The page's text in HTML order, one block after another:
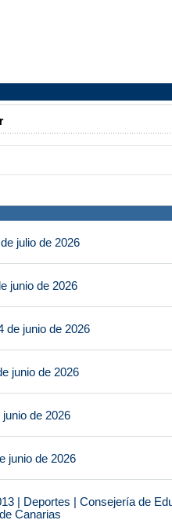
julio de 2026
junio de 2026
de junio de 2026
junio de 2026
de 2026
junio de 2026
| Deportes | Consejería de
Canarias